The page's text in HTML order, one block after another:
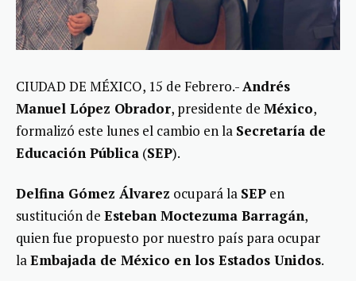
CIUDAD DE MÉXICO, 15 de Febrero.-Andrés
Manuel López Obrador, presidente de México,
formalizó este lunes el cambio en la Secretaría de
Educación Pública (SEP).
Delfina Gómez Álvarez ocupará la SEP en
sustitución de Esteban Moctezuma Barragán,
quien fue propuesto por nuestro país para ocupar
laEmbajada de México en los Estados Unidos.